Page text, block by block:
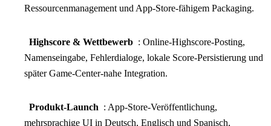
Ressourcenmanagement und App-Store-fähigem Packaging.
Highscore & Wettbewerb : Online-Highscore-Posting,
Namenseingabe, Fehlerdialoge, lokale Score-Persistierung und
später Game-Center-nahe Integration.
Produkt-Launch : App-Store-Veröffentlichung,
mehrsprachige UI in Deutsch, Englisch und Spanisch,